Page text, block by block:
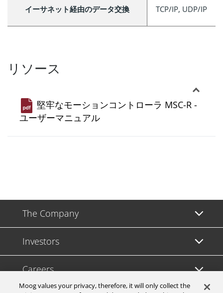
イーサネット経由のデータ交換 TCP/IP, UDP/IP
リソース
堅牢なモーションコントローラ MSC-R -
ユーザーマニュアル
The Company
Investors
Careers
Moog values your privacy, therefore, it will only collect the